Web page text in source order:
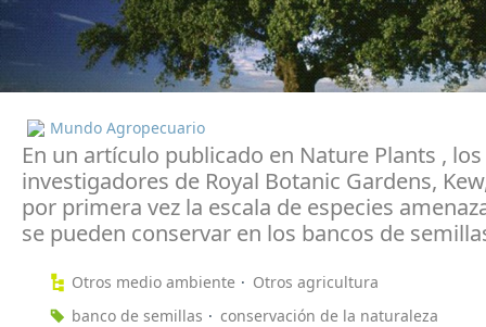
Mundo Agropecuario
En un artículo publicado en Nature Plants , los
investigadores de Royal Botanic Gardens,
por primera vez la escala de especies
se pueden conservar en los bancos de
Otros medio ambiente
Otros agricultura
banco de semillas
conservación de la naturaleza